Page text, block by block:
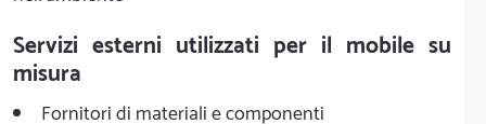
Servizi esterni utilizzati per il mobile su
misura
Fornitori di materiali e componenti